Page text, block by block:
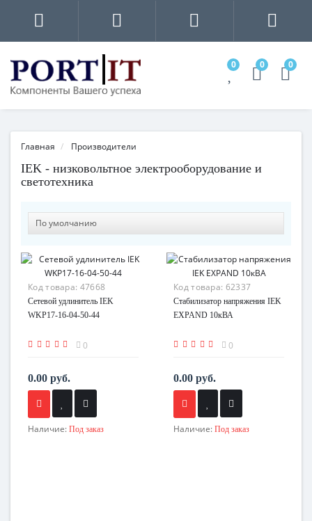
0 0 0
Главная Производители
IEK - низковольтное электрооборудование и
светотехника
Код товара: 47668
Сетевой удлинитель IEK
WKP17-16-04-50-44
0
0.00 руб.
Наличие: Под заказ
Код товара: 62337
Стабилизатор напряжения IEK
EXPAND 10кВА
0
0.00 руб.
Наличие: Под заказ